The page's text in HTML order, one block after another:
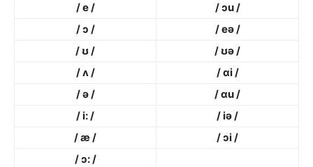
/ e /
/ ɔu /
/ ɔ /
/ eə /
/ ʊ /
/ ʊə /
/ ʌ /
/ ɑi /
/ ə /
/ ɑu /
/ i: /
/ iə /
/ æ /
/ ɔi /
/ ɔ: /